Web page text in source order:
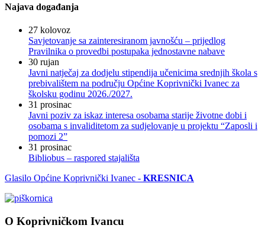
Najava događanja
27 kolovoz
Savjetovanje sa zainteresiranom javnošću – prijedlog
Pravilnika o provedbi postupaka jednostavne nabave
30 rujan
Javni natječaj za dodjelu stipendija učenicima srednjih škola s
prebivalištem na području Općine Koprivnički Ivanec za
školsku godinu 2026./2027.
31 prosinac
Javni poziv za iskaz interesa osobama starije životne dobi i
osobama s invaliditetom za sudjelovanje u projektu “Zaposli i
pomozi 2”
31 prosinac
Bibliobus – raspored stajališta
Glasilo Općine Koprivnički Ivanec - KRESNICA
O Koprivničkom Ivancu